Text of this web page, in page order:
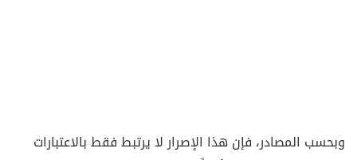
وبحسب المصادر، فإن هذا الإصرار لا يرتبط فقط بالاعتبارات